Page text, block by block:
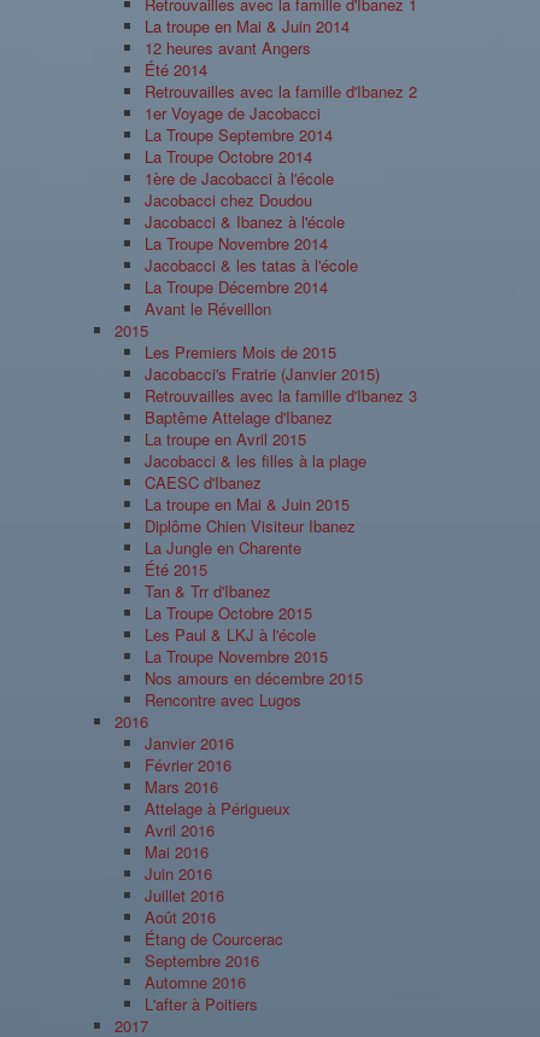
La troupe en Mai & Juin 2014
12 heures avant Angers
Été 2014
Retrouvailles avec la famille d'Ibanez 2
1er Voyage de Jacobacci
La Troupe Septembre 2014
La Troupe Octobre 2014
1ère de Jacobacci à l'école
Jacobacci chez Doudou
Jacobacci & Ibanez à l'école
La Troupe Novembre 2014
Jacobacci & les tatas à l'école
La Troupe Décembre 2014
Avant le Réveillon
2015
Les Premiers Mois de 2015
Jacobacci's Fratrie (Janvier 2015)
Retrouvailles avec la famille d'Ibanez 3
Baptême Attelage d'Ibanez
La troupe en Avril 2015
Jacobacci & les filles à la plage
CAESC d'Ibanez
La troupe en Mai & Juin 2015
Diplôme Chien Visiteur Ibanez
La Jungle en Charente
Été 2015
Tan & Trr d'Ibanez
La Troupe Octobre 2015
Les Paul & LKJ à l'école
La Troupe Novembre 2015
Nos amours en décembre 2015
Rencontre avec Lugos
2016
Janvier 2016
Février 2016
Mars 2016
Attelage à Périgueux
Avril 2016
Mai 2016
Juin 2016
Juillet 2016
Août 2016
Étang de Courcerac
Septembre 2016
Automne 2016
L'after à Poitiers
2017